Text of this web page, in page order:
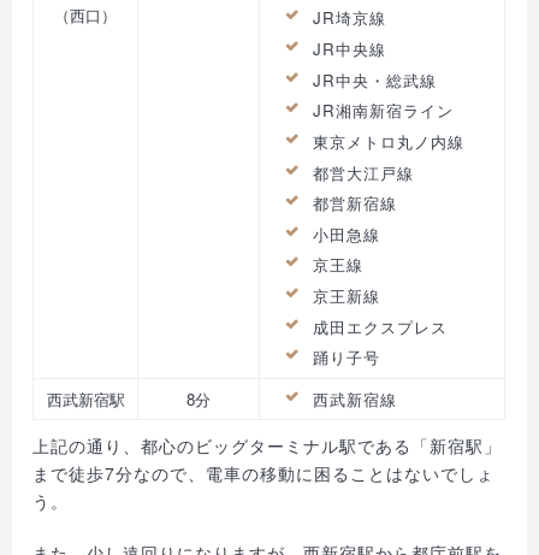
（西口）
JR埼京線
JR中央線
JR中央・総武線
JR湘南新宿ライン
東京メトロ丸ノ内線
都営大江戸線
都営新宿線
小田急線
京王線
京王新線
成田エクスプレス
踊り子号
西武新宿駅
8分 西武新宿線
上記の通り、都心のビッグターミナル駅である「新宿駅」
まで徒歩7分なので、電車の移動に困ることはないでしょ
う。